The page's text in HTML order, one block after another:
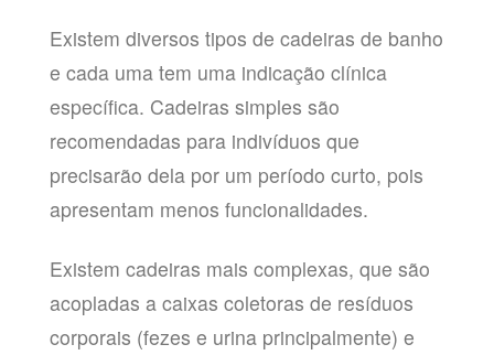
Existem diversos tipos de cadeiras de banho
e cada uma tem uma indicação clínica
específica. Cadeiras simples são
recomendadas para indivíduos que
precisarão dela por um período curto, pois
apresentam menos funcionalidades.
Existem cadeiras mais complexas, que são
acopladas a caixas coletoras de resíduos
corporais (fezes e urina principalmente) e